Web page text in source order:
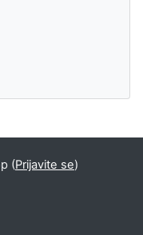
(Prijavite se)